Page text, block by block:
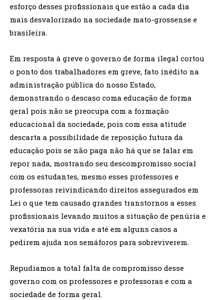
esforço desses profissionais que estão a cada dia
mais desvalorizado na sociedade mato-grossense e
brasileira.
Em resposta à greve o governo de forma ilegal cortou
o ponto dos trabalhadores em greve, fato inédito na
administração pública do nosso Estado,
demonstrando o descaso coma educação de forma
geral pois não se preocupa com a formação
educacional da sociedade, pois com essa atitude
descarta a possibilidade de reposição futura da
educação pois se não paga não há que se falar em
repor nada, mostrando seu descompromisso social
com os estudantes, mesmo esses professores e
professoras reivindicando direitos assegurados em
Lei o que tem causado grandes transtornos a esses
profissionais levando muitos a situação de penúria e
vexatória na sua vida e até em alguns casos a
pedirem ajuda nos semáforos para sobreviverem.
Repudiamos a total falta de compromisso desse
governo com os professores e professoras e com a
sociedade de forma geral.